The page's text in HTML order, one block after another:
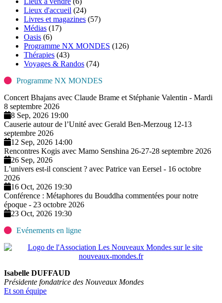
Lieux d'accueil (24)
Livres et magazines (57)
Médias (17)
Oasis (6)
Programme NX MONDES (126)
Thérapies (43)
Voyages & Randos (74)
Programme NX MONDES
Concert Bhajans avec Claude Brame et Stéphanie Valentin - Mardi
8 septembre 2026
8 Sep, 2026 19:00
Causerie autour de l’Unité avec Gerald Ben-Merzoug 12-13
septembre 2026
12 Sep, 2026 14:00
Rencontres Kogis avec Mamo Senshina 26-27-28 septembre 2026
26 Sep, 2026
L’univers est-il conscient ? avec Patrice van Eersel - 16 octobre
2026
16 Oct, 2026 19:30
Conférence : Métaphores du Bouddha commentées pour notre
époque - 23 octobre 2026
23 Oct, 2026 19:30
Evénements en ligne
Isabelle DUFFAUD
Présidente fondatrice des Nouveaux Mondes
Et son équipe